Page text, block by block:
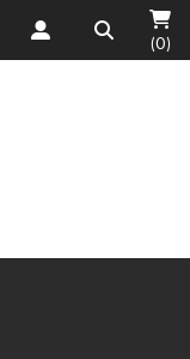
(0)